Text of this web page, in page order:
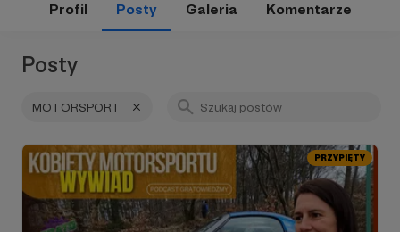
Profil Posty Galeria Komentarze
Posty
MOTORSPORT
PRZYPIĘTY